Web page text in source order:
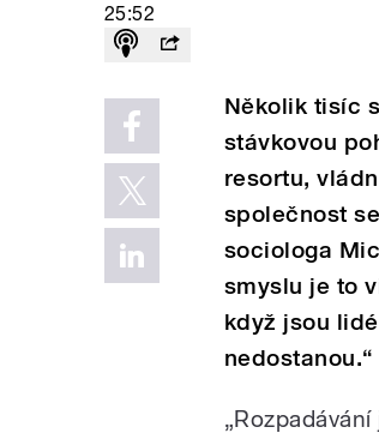
25:52
Několik tisíc
stávkovou
resortu,
společnost
sociologa
smyslu je to
když jsou
nedostanou.“